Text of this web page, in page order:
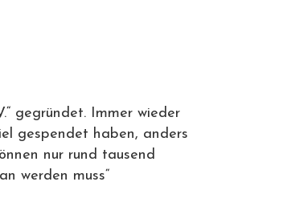
gegründet. Immer wieder
gespendet haben, anders
nur rund tausend
werden muss“